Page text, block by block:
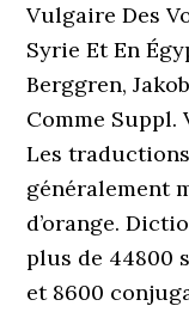
Vulgaire Des
Syrie Et En
Berggren,
Comme Suppl.
Les
généralement
d’orange.
plus de 44800
et 8600